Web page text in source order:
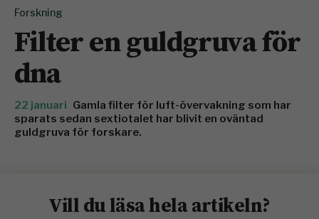
Forskning
Filter en guldgruva för
dna
22 januari Gamla filter för luft-övervakning som har
sparats sedan sextiotalet har blivit en oväntad
guldgruva för forskare.
Vill du läsa hela artikeln?